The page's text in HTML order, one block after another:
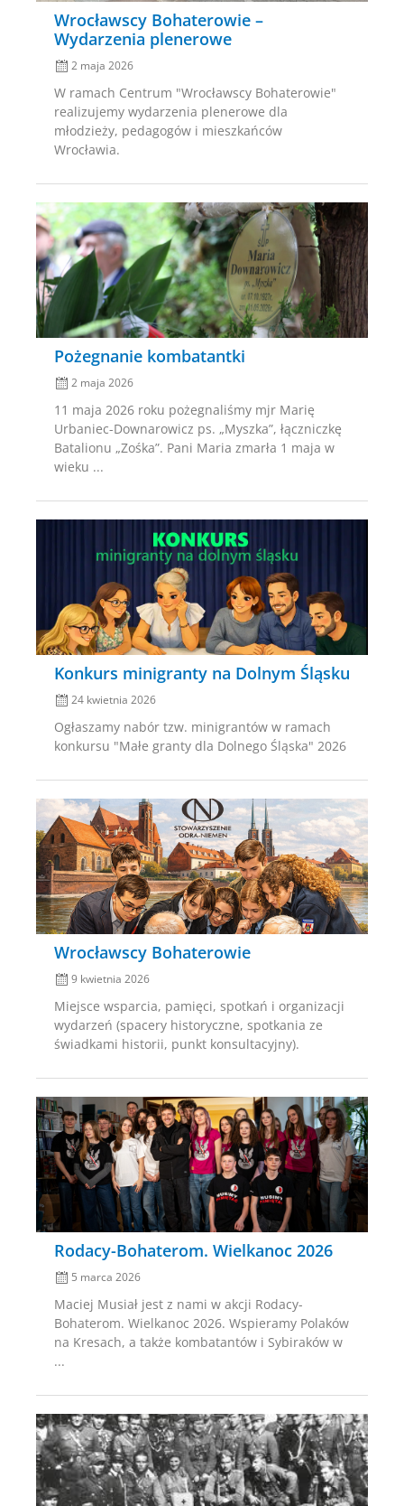
Wrocławscy Bohaterowie –
Wydarzenia plenerowe
2 maja 2026
W ramach Centrum "Wrocławscy Bohaterowie"
realizujemy wydarzenia plenerowe dla
młodzieży, pedagogów i mieszkańców
Wrocławia.
Pożegnanie kombatantki
Posted
on
2 maja 2026
11 maja 2026 roku pożegnaliśmy mjr Marię
Urbaniec-Downarowicz ps. „Myszka”, łączniczkę
Batalionu „Zośka”. Pani Maria zmarła 1 maja w
wieku ...
Konkurs minigranty na Dolnym Śląsku
24 kwietnia 2026
Ogłaszamy nabór tzw. minigrantów w ramach
konkursu "Małe granty dla Dolnego Śląska" 2026
Wrocławscy Bohaterowie
Posted
on
9 kwietnia 2026
Miejsce wsparcia, pamięci, spotkań i organizacji
wydarzeń (spacery historyczne, spotkania ze
świadkami historii, punkt konsultacyjny).
Rodacy-Bohaterom. Wielkanoc 2026
Posted
on
5 marca 2026
Maciej Musiał jest z nami w akcji Rodacy-
Bohaterom. Wielkanoc 2026. Wspieramy Polaków
na Kresach, a także kombatantów i Sybiraków w
...
Posted
on